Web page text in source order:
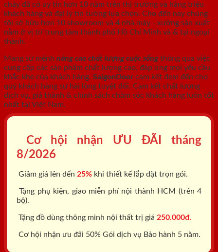
cháy đã có uy tín hơn 10 năm trên thị trường và hàng triệu
khách hàng và đại lý tin tưởng lựa chọn. Cho đến nay chúng
tôi sở hữu hơn 10 showroom và 4 nhà máy - xưởng sản xuất
nằm ở vị trí trung tâm thành phố Hồ Chí Minh và & tại ngoại
thành.
Mang sứ mệnh nâng cao chất lượng cuộc sống thông qua việc
cung cấp các sản phẩm chất lượng cao, đáp ứng mọi yêu cầu
khắc khe của khách hàng. SaigonDoor cam kết đem đến cho
quý khách hàng sự hài lòng tuyệt đối. Cam kết chất lượng
dịch vụ, giá thành & chính sách chăm sóc khách hàng luôn tốt
nhất tại Việt Nam.
Cơ hội nhận ƯU ĐÃI tháng
8/2026
Giảm giá lên đến 25% khi thiết kế lắp đặt trọn gói.
Tặng phụ kiện, giao miễn phí nội thành HCM (trên 4
bộ).
Tặng đồ dùng thông minh nội thất trị giá 250.000đ.
Cơ hội nhận ưu đãi 50% Gói dịch vụ Bảo hành 5 năm.